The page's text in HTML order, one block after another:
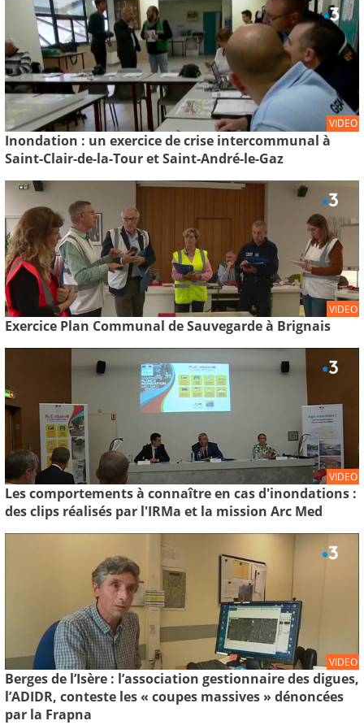
VIDEO
Inondation : un exercice de crise intercommunal à
Saint-Clair-de-la-Tour et Saint-André-le-Gaz
VIDEO
Exercice Plan Communal de Sauvegarde à Brignais
VIDEO
Les comportements à connaître en cas d'inondations :
des clips réalisés par l'IRMa et la mission Arc Med
VIDEO
Berges de l’Isère : l’association gestionnaire des digues,
l’ADIDR, conteste les « coupes massives » dénoncées
par la Frapna